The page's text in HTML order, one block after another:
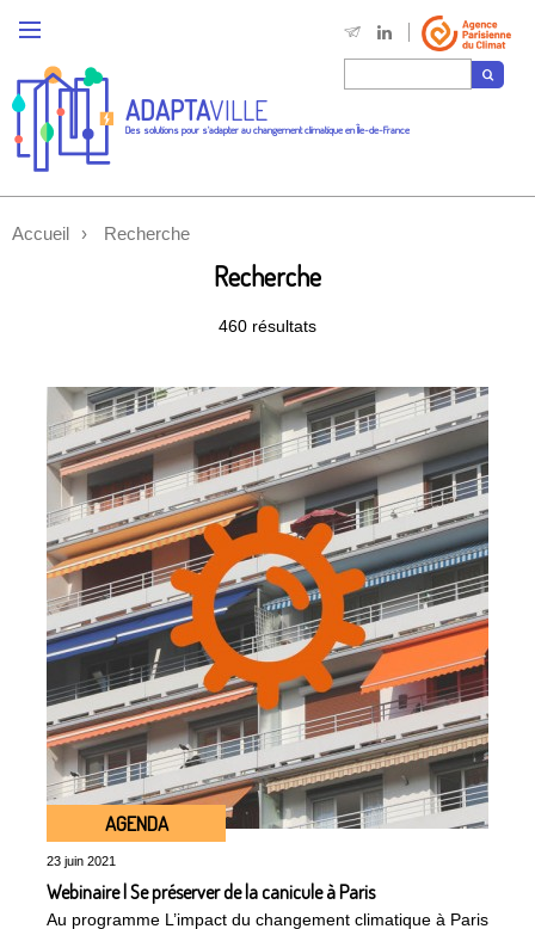
ADAPTAVILLE
Des solutions pour s'adapter au changement climatique en Île-de-France
Accueil Recherche
Recherche
460 résultats
AGENDA
23 juin 2021
Webinaire | Se préserver de la canicule à Paris
Au programme L’impact du changement climatique à Paris